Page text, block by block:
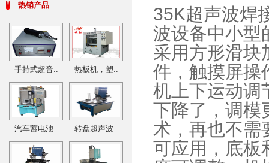
热销产品
手持式超音.. 热板机，塑..
汽车蓄电池.. 转盘超声波..
35K超声波焊
波设备中​小型
采用方形滑块
件，触摸屏操
机上下运动调
下降了，调模
术，再也不需
可应用，底板